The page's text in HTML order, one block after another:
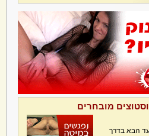
מובחרים
הבא בדרך